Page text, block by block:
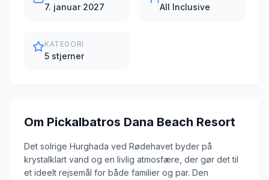
7. januar 2027 All Inclusive
KATEGORI
5 stjerner
Om Pickalbatros Dana Beach Resort
Det solrige Hurghada ved Rødehavet byder på
krystalklart vand og en livlig atmosfære, der gør det til
et ideelt rejsemål for både familier og par. Den